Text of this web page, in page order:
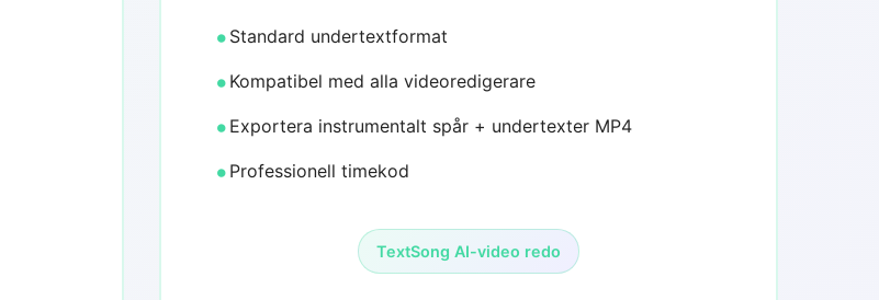
Standard undertextformat
Kompatibel med alla videoredigerare
Exportera instrumentalt spår + undertexter MP4
Professionell timekod
TextSong AI-video redo